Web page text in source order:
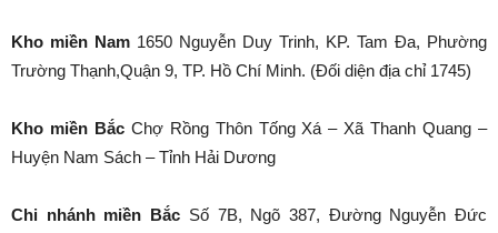
Kho miền Nam 1650 Nguyễn Duy Trinh, KP. Tam Đa, Phường
Trường Thạnh,Quận 9, TP. Hồ Chí Minh. (Đối diện địa chỉ 1745)
Kho miền BắcChợ Rồng Thôn Tống Xá – Xã Thanh Quang –
Huyện Nam Sách – Tỉnh Hải Dương
Chi nhánh miền Bắc Số 7B, Ngõ 387, Đường Nguyễn Đức